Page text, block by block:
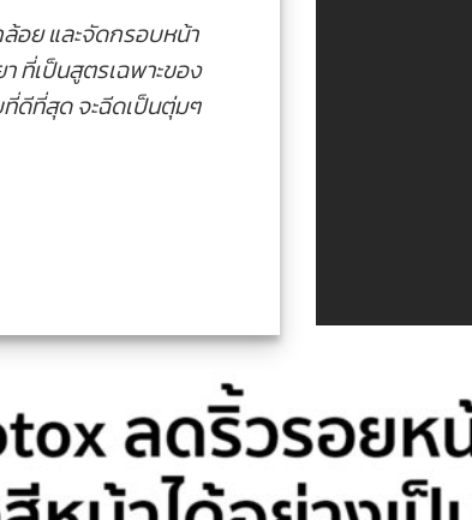
อย และจัดกรอบหน้า
ที่เป็นสูตรเฉพาะของ
ดีที่สุด จะฉีดเป็นตุ่มๆ